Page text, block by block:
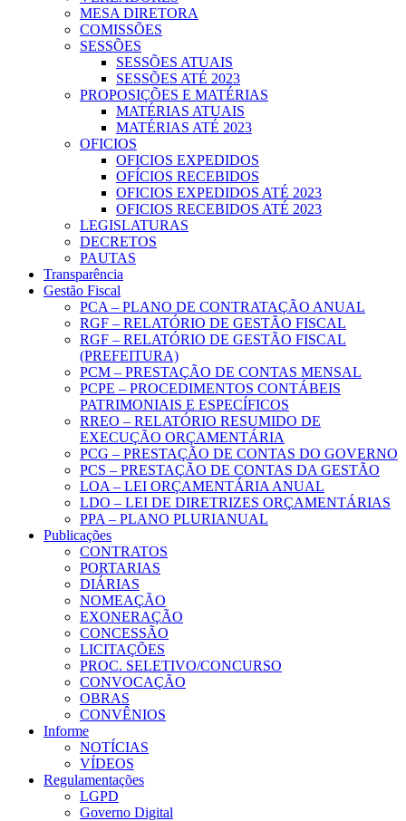
MESA DIRETORA
COMISSÕES
SESSÕES
SESSÕES ATUAIS
SESSÕES ATÉ 2023
PROPOSIÇÕES E MATÉRIAS
MATÉRIAS ATUAIS
MATÉRIAS ATÉ 2023
OFICIOS
OFICIOS EXPEDIDOS
OFÍCIOS RECEBIDOS
OFICIOS EXPEDIDOS ATÉ 2023
OFICIOS RECEBIDOS ATÉ 2023
LEGISLATURAS
DECRETOS
PAUTAS
Transparência
Gestão Fiscal
PCA – PLANO DE CONTRATAÇÃO ANUAL
RGF – RELATÓRIO DE GESTÃO FISCAL
RGF – RELATÓRIO DE GESTÃO FISCAL
(PREFEITURA)
PCM – PRESTAÇÃO DE CONTAS MENSAL
PCPE – PROCEDIMENTOS CONTÁBEIS
PATRIMONIAIS E ESPECÍFICOS
RREO – RELATÓRIO RESUMIDO DE
EXECUÇÃO ORÇAMENTÁRIA
PCG – PRESTAÇÃO DE CONTAS DO GOVERNO
PCS – PRESTAÇÃO DE CONTAS DA GESTÃO
LOA – LEI ORÇAMENTÁRIA ANUAL
LDO – LEI DE DIRETRIZES ORÇAMENTÁRIAS
PPA – PLANO PLURIANUAL
Publicações
CONTRATOS
PORTARIAS
DIÁRIAS
NOMEAÇÃO
EXONERAÇÃO
CONCESSÃO
LICITAÇÕES
PROC. SELETIVO/CONCURSO
CONVOCAÇÃO
OBRAS
CONVÊNIOS
Informe
NOTÍCIAS
VÍDEOS
Regulamentações
LGPD
Governo Digital